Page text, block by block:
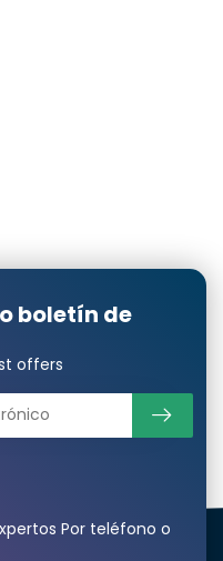
Por teléfono o
boletín de
offers